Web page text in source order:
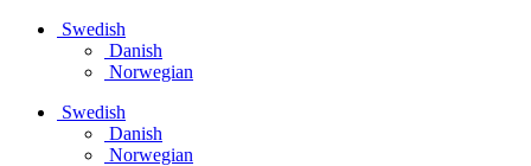
Swedish
Danish
Norwegian
Swedish
Danish
Norwegian